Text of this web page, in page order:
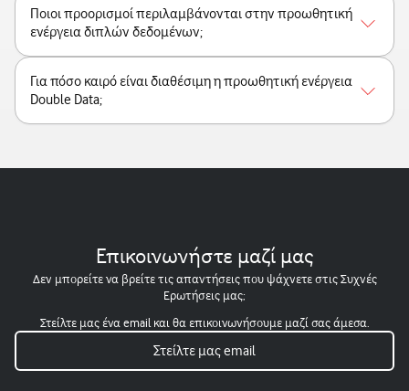
Ποιοι προορισμοί περιλαμβάνονται στην προωθητική
ενέργεια διπλών δεδομένων;
Για πόσο καιρό είναι διαθέσιμη η προωθητική ενέργεια
Double Data;
Επικοινωνήστε μαζί μας
Δεν μπορείτε να βρείτε τις απαντήσεις που ψάχνετε στις Συχνές
Ερωτήσεις μας;
Στείλτε μας ένα email και θα επικοινωνήσουμε μαζί σας άμεσα.
Στείλτε μας email